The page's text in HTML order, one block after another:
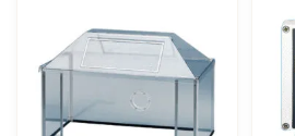
product
heeft
meerdere
variaties.